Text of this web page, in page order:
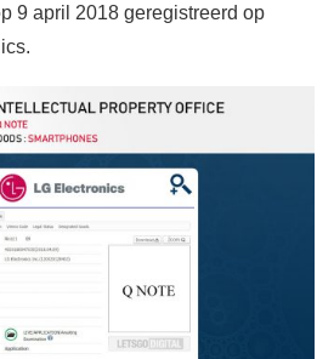
9 april 2018 geregistreerd op